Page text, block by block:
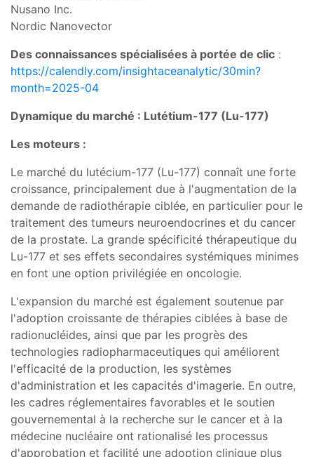
Nusano Inc.
Nordic Nanovector
Des connaissances spécialisées à portée de clic :
https://calendly.com/insightaceanalytic/30min?
month=2025-04
Dynamique du marché : Lutétium-177 (Lu-177)
Les moteurs :
Le marché du lutécium-177 (Lu-177) connaît une forte
croissance, principalement due à l'augmentation de la
demande de radiothérapie ciblée, en particulier pour le
traitement des tumeurs neuroendocrines et du cancer
de la prostate. La grande spécificité thérapeutique du
Lu-177 et ses effets secondaires systémiques minimes
en font une option privilégiée en oncologie.
L'expansion du marché est également soutenue par
l'adoption croissante de thérapies ciblées à base de
radionucléides, ainsi que par les progrès des
technologies radiopharmaceutiques qui améliorent
l'efficacité de la production, les systèmes
d'administration et les capacités d'imagerie. En outre,
les cadres réglementaires favorables et le soutien
gouvernemental à la recherche sur le cancer et à la
médecine nucléaire ont rationalisé les processus
d'approbation et facilité une adoption clinique plus